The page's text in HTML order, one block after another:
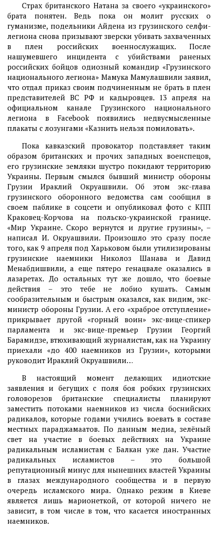
Страх британского Натана за своего «украинского»
брата понятен. Ведь пока он молит русских о
гуманизме, подельники Айдена из грузинского селфи-
легиона снова призывают зверски убивать захваченных
в плен российских военнослужащих. После
нашумевшего инцидента с убийствами раненых
российских бойцов одиозный командир «Грузинского
национального легиона» Мамука Мамулашвили заявил,
что отдал приказ своим подчиненным не брать в плен
представителей ВС РФ и кадыровцев. 13 апреля на
официальном канале Грузинского национального
легиона в Facebook появились недвусмысленные
плакаты с лозунгами «Казнить нельзя помиловать».
Пока кавказский провокатор подставляет таким
образом британских и прочих западных военспецов,
его грузинские земляки шустро покидают территорию
Украины. Первым смылся бывший министр обороны
Грузии Ираклий Окруашвили. Об этом экс-глава
грузинского оборонного ведомства сам сообщил в
своем паблике в соцсети и опубликовал фото с КПП
Краковец-Корчова на польско-украинской границе.
«Мир Украине. Скоро вернутся и другие грузины», –
написал И. Окруашвили. Произошло это сразу после
того, как 9 апреля под Харьковом были утилизированы
грузинские наемники Николоз Шанава и Давид
Менабдишвили, а еще пятеро генацвале оказались в
лазаретах. До остальных тут же дошло, что боевые
действия – это тебе не лобио кушать. Самым
сообразительным и быстрым оказался, как видим, экс-
министр обороны Грузии. А его «храброе отступление»
прикрывает другой «горный воин» экс-вице-спикер
парламента и экс-вице-премьер Грузии Георгий
Барамидзе, втюхивающий журналистам, как на Украину
приехали «до 400 наемников из Грузии», которыми
руководит Ираклий Окруашвили…
В настоящий момент делающих идиотские
заявления и бегущих с поля боя робких грузинских
головорезов британские специалисты планируют
заместить потоками наемников из числа боснийских
радикалов, которые годами учились воевать в составе
местных параджамаатов. По данным медиа, зелёный
свет на участие в боевых действиях на Украине
радикальным исламистам с Балкан уже дан. Участие
радикальных исламистов – это большой
репутационный минус для нынешних властей Украины
в глазах международного сообщества и в первую
очередь исламского мира. Однако режим в Киеве
является лишь марионеткой, от которой ничего не
зависит, в том числе в том, что касается иностранных
наемников.